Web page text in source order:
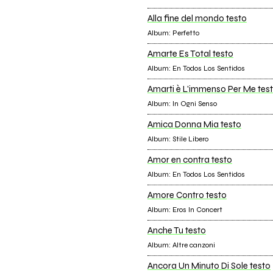
Alla fine del mondo testo
Album: Perfetto
Amarte Es Total testo
Album: En Todos Los Sentidos
Amarti è L'immenso Per Me
Album: In Ogni Senso
Amica Donna Mia testo
Album: Stile Libero
Amor en contra testo
Album: En Todos Los Sentidos
Amore Contro testo
Album: Eros In Concert
Anche Tu testo
Album: Altre canzoni
Ancora Un Minuto Di Sole testo